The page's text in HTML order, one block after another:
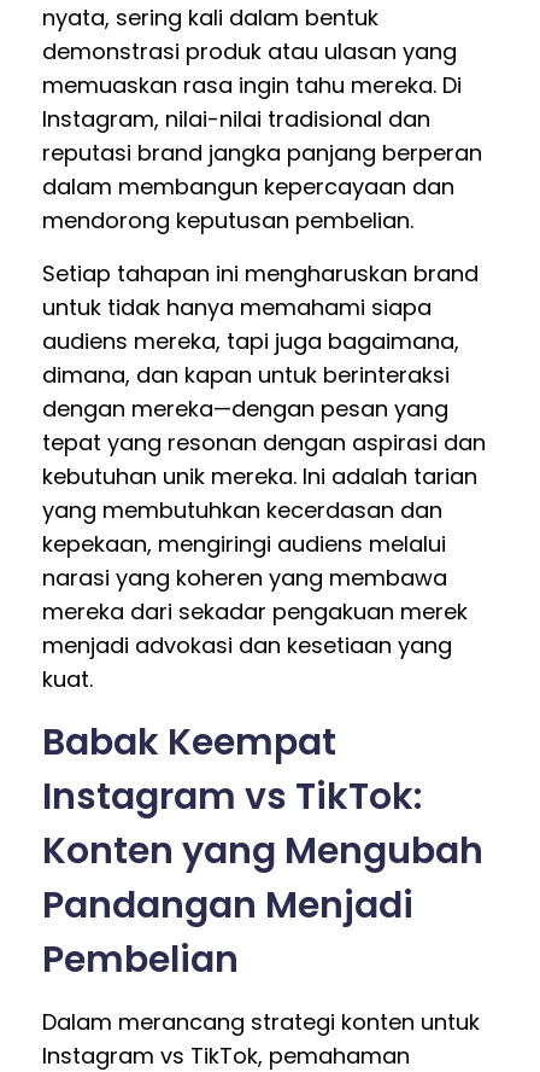
nyata, sering kali dalam bentuk
demonstrasi produk atau ulasan yang
memuaskan rasa ingin tahu mereka. Di
Instagram, nilai-nilai tradisional dan
reputasi brand jangka panjang berperan
dalam membangun kepercayaan dan
mendorong keputusan pembelian.
Setiap tahapan ini mengharuskan brand
untuk tidak hanya memahami siapa
audiens mereka, tapi juga bagaimana,
dimana, dan kapan untuk berinteraksi
dengan mereka—dengan pesan yang
tepat yang resonan dengan aspirasi dan
kebutuhan unik mereka. Ini adalah tarian
yang membutuhkan kecerdasan dan
kepekaan, mengiringi audiens melalui
narasi yang koheren yang membawa
mereka dari sekadar pengakuan merek
menjadi advokasi dan kesetiaan yang
kuat.
Babak Keempat
Instagram vs TikTok:
Konten yang Mengubah
Pandangan Menjadi
Pembelian
Dalam merancang strategi konten untuk
Instagram vs TikTok, pemahaman